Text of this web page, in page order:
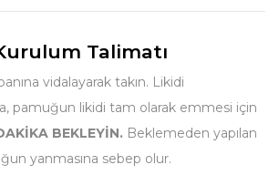
Talimatı
vidalayarak takın. Likidi
pamuğun likidi tam olarak emmesi için
BEKLEYİN. Beklemeden yapılan
yanmasına sebep olur.